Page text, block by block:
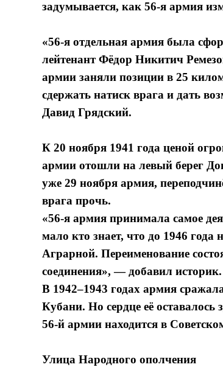
задумывается, как 56-я армия
«56-я отдельная армия была
лейтенант Фёдор Никитич
армии заняли позиции в 25
сдержать натиск врага и дать
Давид Грядский.
К 20 ноября 1941 года ценой
армии отошли на левый берег
уже 29 ноября армия,
врага прочь.
«56-я армия принимала самое
мало кто знает, что до 1946
Аграрной. Переименование
соединения», — добавил историк.
В 1942–1943 годах армия
Кубани. Но сердце её
56-й армии находится в
Улица Народного ополчения